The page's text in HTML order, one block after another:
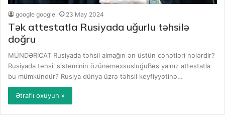
google google 23 May 2024
Tək attestatla Rusiyada uğurlu təhsilə
doğru
MÜNDƏRİCAT Rusiyada təhsil almağın ən üstün cəhətləri nələrdir?
Rusiyada təhsil sisteminin özünəməxsusluğuBəs yalnız attestatla
bu mümkündür? Rusiya dünya üzrə təhsil keyfiyyətinə…
Ətraflı oxuyun »